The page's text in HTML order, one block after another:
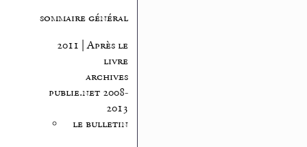
sommaire général
2011 | Après le
livre
archives
publie.net 2008-
2013
le bulletin